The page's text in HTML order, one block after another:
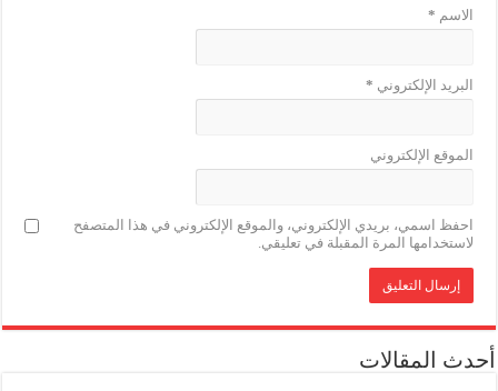
الاسم *
البريد الإلكتروني *
الموقع الإلكتروني
احفظ اسمي، بريدي الإلكتروني، والموقع الإلكتروني في هذا المتصفح
لاستخدامها المرة المقبلة في تعليقي.
أحدث المقالات